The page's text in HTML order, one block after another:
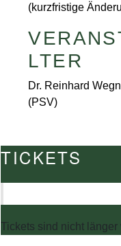
(kurzfristige
LTER
Dr. Reinhard
(PSV)
TICKETS
Tickets sind nicht länger